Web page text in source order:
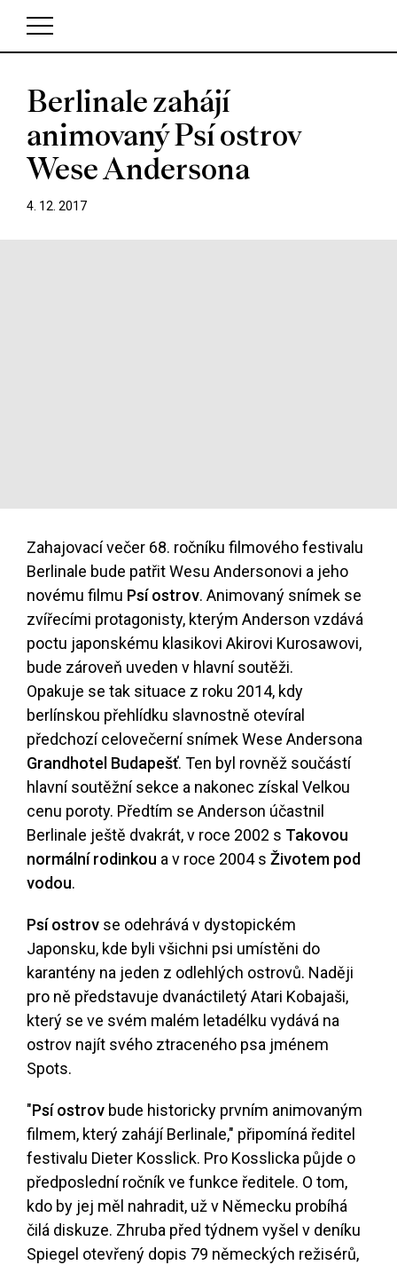
V košíku zatím nemáte žádné položky.
Berlinale zahájí
animovaný Psí ostrov
Wese Andersona
4. 12. 2017
Zahajovací večer 68. ročníku filmového festivalu
Berlinale bude patřit Wesu Andersonovi a jeho
novému filmu Psí ostrov. Animovaný snímek se
zvířecími protagonisty, kterým Anderson vzdává
poctu japonskému klasikovi Akirovi Kurosawovi,
bude zároveň uveden v hlavní soutěži.
Opakuje se tak situace z roku 2014, kdy
berlínskou přehlídku slavnostně otevíral
předchozí celovečerní snímek Wese Andersona
Grandhotel Budapešť. Ten byl rovněž součástí
hlavní soutěžní sekce a nakonec získal Velkou
cenu poroty. Předtím se Anderson účastnil
Berlinale ještě dvakrát, v roce 2002 s Takovou
normální rodinkou a v roce 2004 s Životem pod
vodou.
Psí ostrov se odehrává v dystopickém
Japonsku, kde byli všichni psi umístěni do
karantény na jeden z odlehlých ostrovů. Naději
pro ně představuje dvanáctiletý Atari Kobajaši,
který se ve svém malém letadélku vydává na
ostrov najít svého ztraceného psa jménem
Spots.
"Psí ostrov bude historicky prvním animovaným
filmem, který zahájí Berlinale," připomíná ředitel
festivalu Dieter Kosslick. Pro Kosslicka půjde o
předposlední ročník ve funkce ředitele. O tom,
kdo by jej měl nahradit, už v Německu probíhá
čilá diskuze. Zhruba před týdnem vyšel v deníku
Spiegel otevřený dopis 79 německých režisérů,